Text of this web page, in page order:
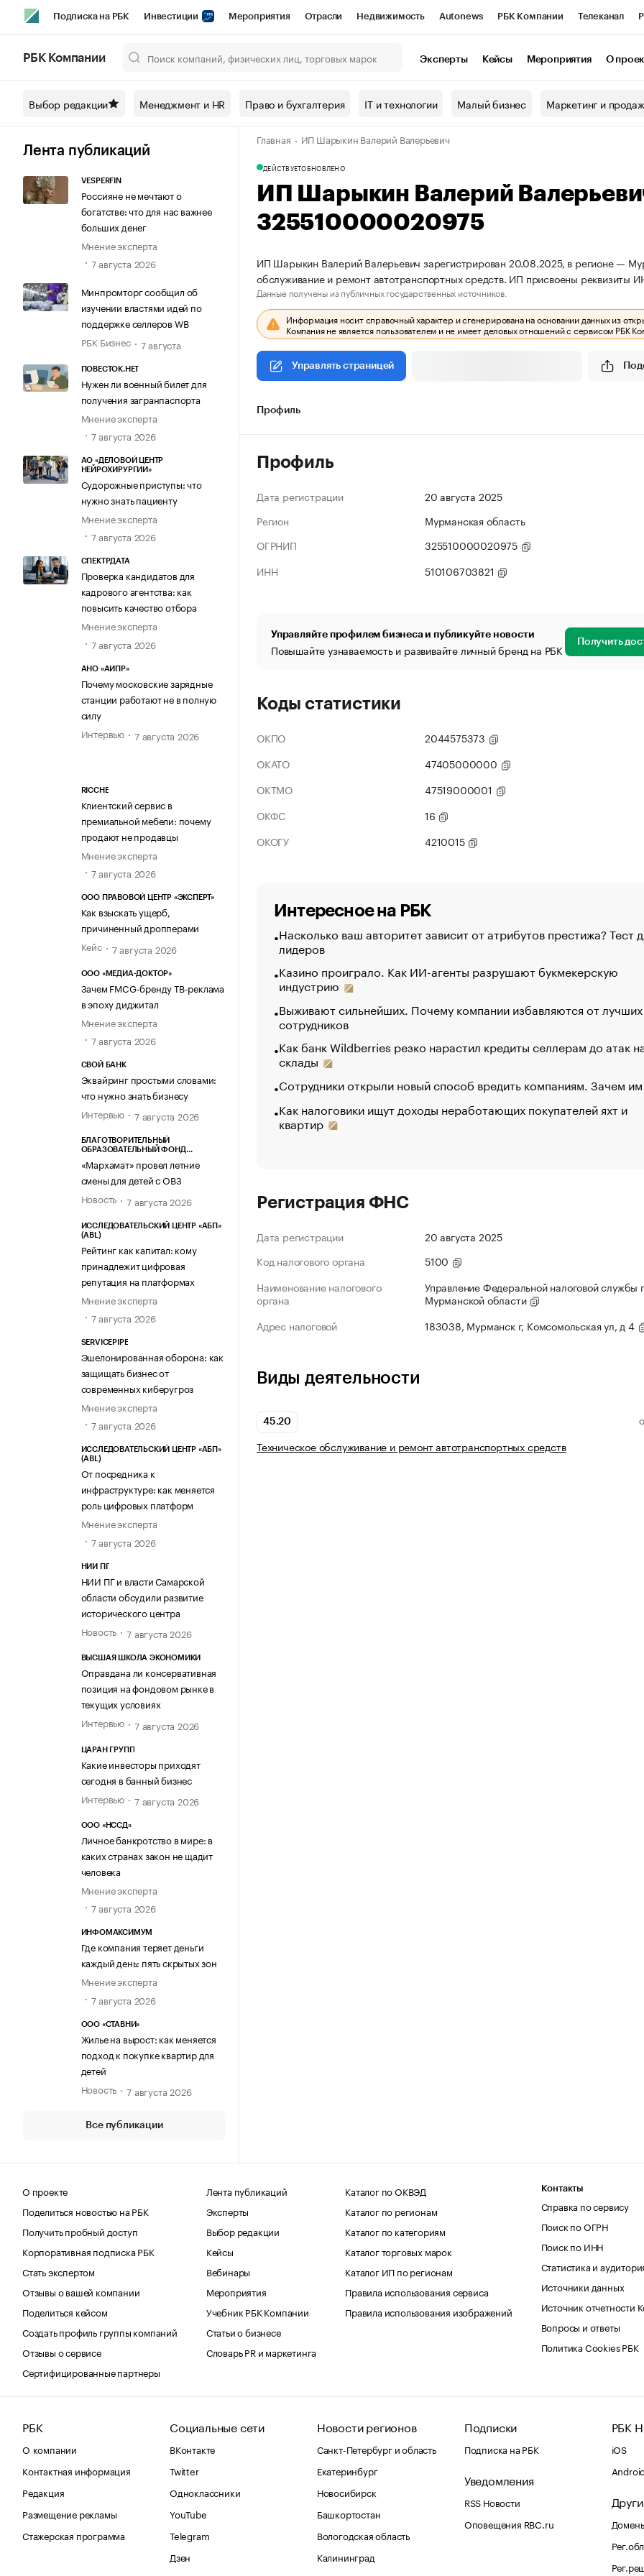
Подписка на РБК Инвестиции Мероприятия Отрасли Недвижимость Autonews РБК Компании Телеканал
Спецпроекты СПб Конференции СПб Спецпроекты Проверка контрагентов
Технологии и медиа Рынок наличной валюты
РБК Компании Эксперты Кейсы Мероприятия О
Выбор редакции Менеджмент и HR Право и бухгалтерия IT и технологии Малый бизнес Маркетинг и
Лента публикаций
VESPERFIN
Россияне не мечтают о
богатстве: что для нас важнее
больших денег
Мнение эксперта
7 августа 2026
Минпромторг сообщил об
изучении властями идей по
поддержке селлеров WB
РБК Бизнес
7 августа
ПОВЕСТОК.НЕТ
Нужен ли военный билет для
получения загранпаспорта
Мнение эксперта
7 августа 2026
АО «ДЕЛОВОЙ ЦЕНТР
НЕЙРОХИРУРГИИ»
Судорожные приступы: что
нужно знать пациенту
Мнение эксперта
7 августа 2026
СПЕКТРДАТА
Проверка кандидатов для
кадрового агентства: как
повысить качество отбора
Мнение эксперта
7 августа 2026
АНО «АИПР»
Почему московские зарядные
станции работают не в полную
силу
Интервью
7 августа 2026
RICCHE
Клиентский сервис в
премиальной мебели: почему
продают не продавцы
Мнение эксперта
7 августа 2026
ООО ПРАВОВОЙ ЦЕНТР «ЭКСПЕРТ»
Как взыскать ущерб,
причиненный дропперами
Кейс
7 августа 2026
ООО «МЕДИА-ДОКТОР»
Зачем FMCG-бренду ТВ-реклама
в эпоху диджитал
Мнение эксперта
7 августа 2026
СВОЙ БАНК
Эквайринг простыми словами:
что нужно знать бизнесу
Интервью
7 августа 2026
БЛАГОТВОРИТЕЛЬНЫЙ
ОБРАЗОВАТЕЛЬНЫЙ ФОНД
«Мархамат» провел летние
смены для детей с ОВЗ
Новость
7 августа 2026
ИССЛЕДОВАТЕЛЬСКИЙ ЦЕНТР «АБП»
(ABL)
Рейтинг как капитал: кому
принадлежит цифровая
репутация на платформах
Мнение эксперта
7 августа 2026
SERVICEPIPE
Эшелонированная оборона: как
защищать бизнес от
современных киберугроз
Мнение эксперта
7 августа 2026
ИССЛЕДОВАТЕЛЬСКИЙ ЦЕНТР «АБП»
(ABL)
От посредника к
инфраструктуре: как меняется
роль цифровых платформ
Мнение эксперта
7 августа 2026
НИИ ПГ
НИИ ПГ и власти Самарской
области обсудили развитие
исторического центра
Новость
7 августа 2026
ВЫСШАЯ ШКОЛА ЭКОНОМИКИ
Оправдана ли консервативная
позиция на фондовом рынке в
текущих условиях
Интервью
7 августа 2026
ЦАРАН ГРУПП
Какие инвесторы приходят
сегодня в банный бизнес
Интервью
7 августа 2026
ООО «НССД»
Личное банкротство в мире: в
каких странах закон не щадит
человека
Мнение эксперта
7 августа 2026
ИНФОМАКСИМУМ
Где компания теряет деньги
каждый день: пять скрытых зон
Мнение эксперта
7 августа 2026
ООО «СТАВНИ»
Жилье на вырост: как меняется
подход к покупке квартир для
детей
Новость
7 августа 2026
Все публикации
Главная ИП Шарыкин Валерий Валерьевич
ДЕЙСТВУЕТОБНОВЛЕНО
ИП Шарыкин Валерий
325510000020975
ИП Шарыкин Валерий Валерьевич зарегистрирован 20.08.2025, в регионе —
обслуживание и ремонт автотранспортных средств. ИП присвоены
Данные получены из публичных государственных источников.
Информация носит справочный характер и сгенерирована на основании данных из
Компания не является пользователем и не имеет деловых отношений с сервисом РБК
Управлять страницей
Профиль
Профиль
Дата регистрации
20 августа 2025
Регион
Мурманская область
ОГРНИП
325510000020975
ИНН
510106703821
Управляйте профилем бизнеса и публикуйте новости
Повышайте узнаваемость и развивайте личный бренд на РБК Получить
Коды статистики
ОКПО
2044575373
ОКАТО
47405000000
ОКТМО
47519000001
ОКФС
16
ОКОГУ
4210015
Интересное на РБК
Насколько ваш авторитет зависит от атрибутов престижа? Тест
лидеров
Казино проиграло. Как ИИ-агенты разрушают букмекерскую
индустрию
Выживают сильнейших. Почему компании избавляются от лучших
сотрудников
Как банк Wildberries резко нарастил кредиты селлерам до атак
склады
Сотрудники открыли новый способ вредить компаниям. Зачем
Как налоговики ищут доходы неработающих покупателей яхт и
квартир
Регистрация ФНС
Дата регистрации
20 августа 2025
Код налогового органа
5100
Наименование налогового
органа
Управление Федеральной налоговой службы
Мурманской области
Адрес налоговой
183038, Мурманск г, Комсомольская ул, д 4
Виды деятельности
45.20
Техническое обслуживание и ремонт автотранспортных средств
О проекте
Поделиться новостью на РБК
Получить пробный доступ
Корпоративная подписка РБК
Стать экспертом
Отзывы о вашей компании
Поделиться кейсом
Создать профиль группы компаний
Отзывы о сервисе
Сертифицированные партнеры
Лента публикаций
Эксперты
Выбор редакции
Кейсы
Вебинары
Мероприятия
Учебник РБК Компании
Статьи о бизнесе
Словарь PR и маркетинга
Каталог по ОКВЭД
Каталог по регионам
Каталог по категориям
Каталог торговых марок
Каталог ИП по регионам
Правила использования сервиса
Правила использования изображений
Контакты
Справка по сервису
Поиск по ОГРН
Поиск по ИНН
Статистика и
Источники данных
Источник отчетности
Вопросы и ответы
Политика Cookies РБК
РБК
О компании
Контактная информация
Редакция
Размещение рекламы
Стажерская программа
Социальные сети
ВКонтакте
Twitter
Одноклассники
YouTube
Telegram
Дзен
Новости регионов
Санкт-Петербург и область
Екатеринбург
Новосибирск
Башкортостан
Вологодская область
Калининград
Подписки
Подписка на РБК
Уведомления
RSS Новости
Оповещения RBC.ru
РБК
iOS